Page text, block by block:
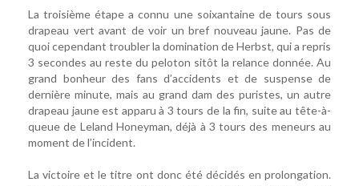
La troisième étape a connu une soixantaine de tours sous
drapeau vert avant de voir un bref nouveau jaune. Pas de
quoi cependant troubler la domination de Herbst, qui a repris
3 secondes au reste du peloton sitôt la relance donnée. Au
grand bonheur des fans d’accidents et de suspense de
dernière minute, mais au grand dam des puristes, un autre
drapeau jaune est apparu à 3 tours de la fin, suite au tête-à-
queue de Leland Honeyman, déjà à 3 tours des meneurs au
moment de l’incident.
La victoire et le titre ont donc été décidés en prolongation.